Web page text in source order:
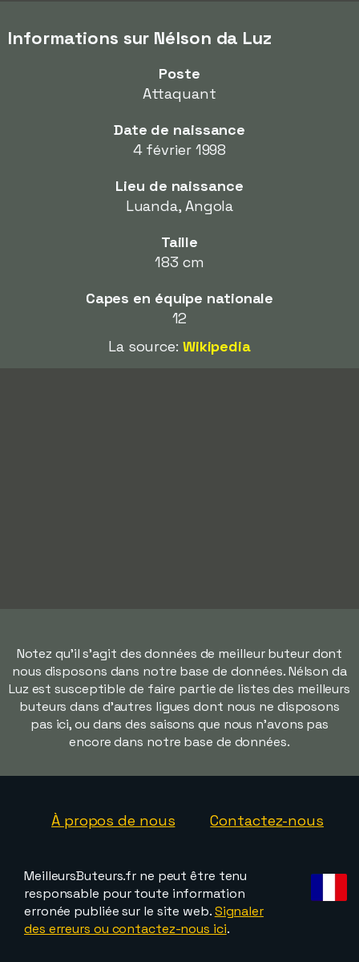
Informations sur Nélson da Luz
Poste
Attaquant
Date de naissance
4 février 1998
Lieu de naissance
Luanda, Angola
Taille
183 cm
Capes en équipe nationale
12
La source: Wikipedia
Notez qu'il s'agit des données de meilleur buteur dont
nous disposons dans notre base de données. Nélson da
Luz est susceptible de faire partie de listes des meilleurs
buteurs dans d'autres ligues dont nous ne disposons
pas ici, ou dans des saisons que nous n'avons pas
encore dans notre base de données.
À propos de nous Contactez-nous
MeilleursButeurs.fr ne peut être tenu
responsable pour toute information
erronée publiée sur le site web.Signaler
des erreurs ou contactez-nous ici.